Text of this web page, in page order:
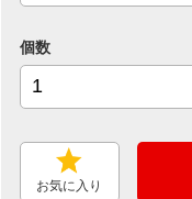
個数
お気に入り